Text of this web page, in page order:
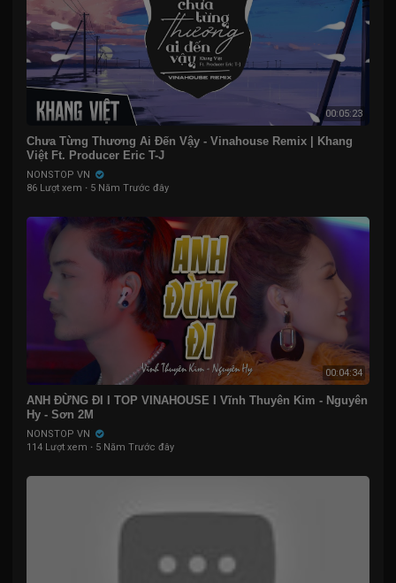
00:05:23
Chưa Từng Thương Ai Đến Vậy - Vinahouse Remix | Khang
Việt Ft. Producer Eric T-J
NONSTOP VN
86 Lượt xem · 5 Năm Trước đây
00:04:34
ANH ĐỪNG ĐI I TOP VINAHOUSE I Vĩnh Thuyên Kim - Nguyên
Hy - Sơn 2M
NONSTOP VN
114 Lượt xem · 5 Năm Trước đây